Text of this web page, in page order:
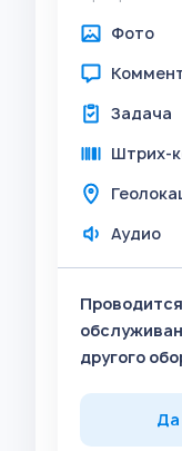
Фото
Задача
Штрих-
Аудио
другого
Да